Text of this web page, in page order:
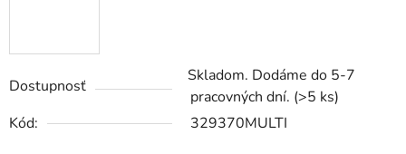
Dostupnosť
Skladom. Dodáme do 5-7
pracovných dní. (>5 ks)
Kód:
329370MULTI